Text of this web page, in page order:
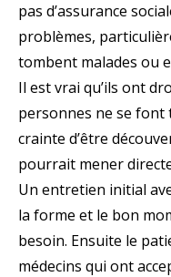
pas d’assurance
problèmes,
tombent malades ou
Il est vrai qu’ils ont
personnes ne se font
crainte d’être
pourrait mener
Un entretien initial
la forme et le bon
besoin. Ensuite le
médecins qui ont